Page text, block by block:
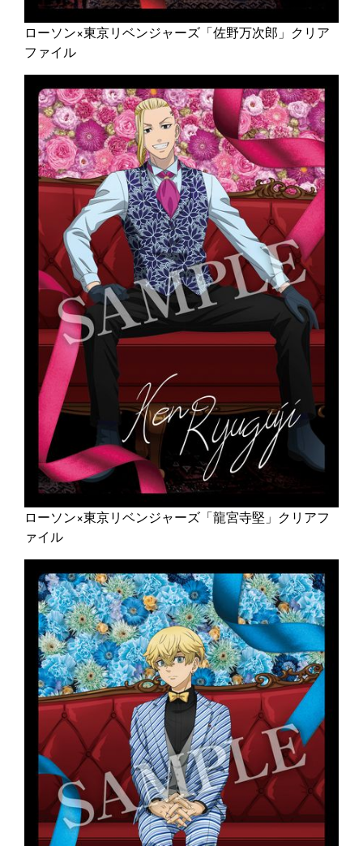
ローソン×東京リベンジャーズ「佐野万次郎」クリア
ファイル
ローソン×東京リベンジャーズ「龍宮寺堅」クリアフ
ァイル